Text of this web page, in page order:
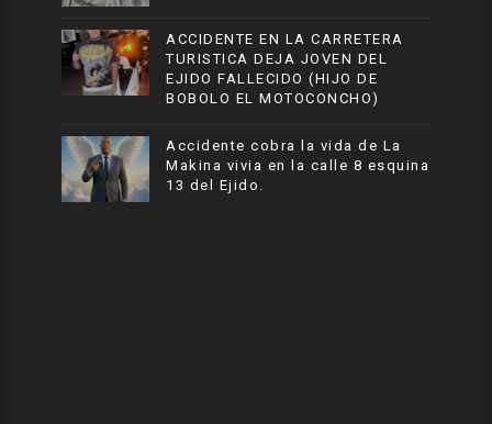
ACCIDENTE EN LA CARRETERA
TURISTICA DEJA JOVEN DEL
EJIDO FALLECIDO (HIJO DE
BOBOLO EL MOTOCONCHO)
Accidente cobra la vida de La
Makina vivia en la calle 8 esquina
13 del Ejido.